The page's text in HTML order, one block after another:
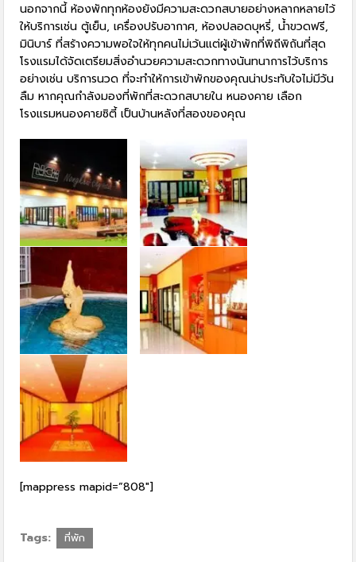
นอกจากนี้ ห้องพักทุกห้องยังมีความสะดวกสบายอย่างหลากหลายไว้
ให้บริการเช่น ตู้เย็น, เครื่องปรับอากาศ, ห้องปลอดบุหรี่, น้ำขวดฟรี,
มินิบาร์ ที่สร้างความพอใจให้ทุกคนไม่เว้นแต่ผู้เข้าพักที่พิถีพิถันที่สุด
โรงแรมได้จัดเตรียมสิ่งอำนวยความสะดวกทางนันทนาการไว้บริการ
อย่างเช่น บริการนวด ที่จะทำให้การเข้าพักของคุณน่าประทับใจไม่มีวัน
ลืม หากคุณกำลังมองที่พักที่สะดวกสบายใน หนองคาย เลือก
โรงแรมหนองคายซิตี้ เป็นบ้านหลังที่สองของคุณ
[mappress mapid=”808″]
Tags: ที่พัก